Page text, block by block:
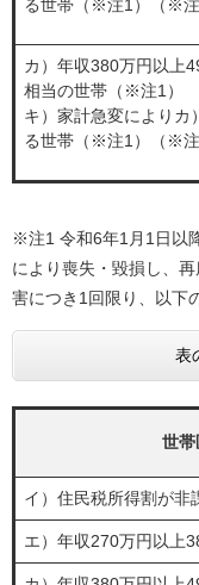
る世帯（※注1）（※注
カ）年収380万円以上
相当の世帯（※注1）
キ）家計急変によりカ
る世帯（※注1）（※注
※注1 令和6年1月1日以
により喪失・毀損し、
害につき1回限り、以下
表
世帯
イ）住民税所得割が非
エ）年収270万円以上